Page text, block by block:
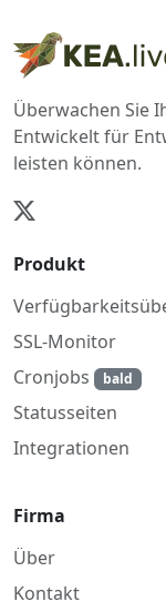
Überwachen Sie
Entwickelt für
leisten können.
Produkt
SSL-Monitor
Cronjobs
bald
Statusseiten
Integrationen
Firma
Über
Kontakt